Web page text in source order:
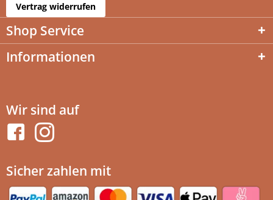
Vertrag widerrufen
Shop Service
Informationen
Wir sind auf
Sicher zahlen mit